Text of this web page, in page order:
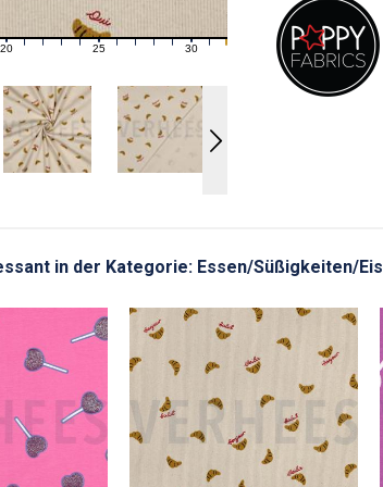
21 22 23 24 25 26 27 28 29 31
in der Kategorie: Essen/Süßigkeiten/Eis